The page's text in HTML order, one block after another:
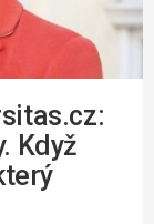
Když